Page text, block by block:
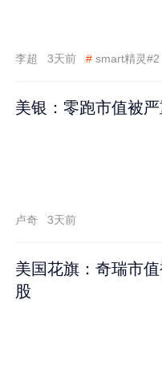
李超 3天前 # smart精灵#2
美银：零跑市值被
卢奇 3天前
美国花旗：奇瑞市
股